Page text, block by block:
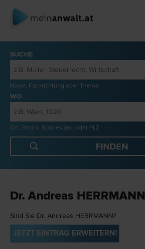
SUCHE
Name, Fachrichtung oder Thema
WO
Ort, Bezirk, Bundesland oder PLZ
Dr. Andreas HERRMANN
Sind Sie Dr. Andreas HERRMANN?
JETZT EINTRAG ERWEITERN!